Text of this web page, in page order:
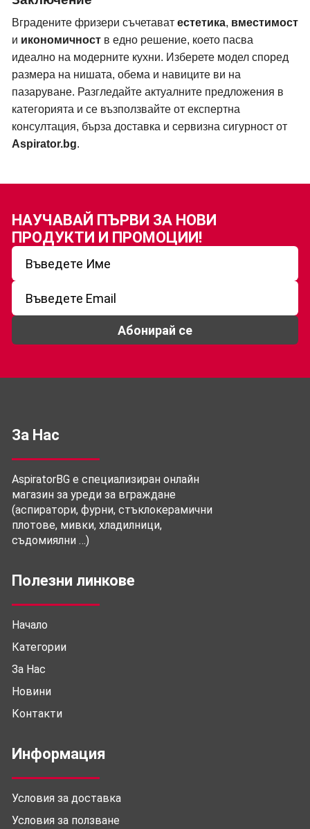
Вградените фризери съчетават естетика, вместимост
и икономичност в едно решение, което пасва
идеално на модерните кухни. Изберете модел според
размера на нишата, обема и навиците ви на
пазаруване. Разгледайте актуалните предложения в
категорията и се възползвайте от експертна
консултация, бърза доставка и сервизна сигурност от
Aspirator.bg.
НАУЧАВАЙ ПЪРВИ ЗА НОВИ
ПРОДУКТИ И ПРОМОЦИИ!
Абонирай се
За Нас
AspiratorBG е специализиран онлайн
магазин за уреди за вграждане
(аспиратори, фурни, стъклокерамични
плотове, мивки, хладилници,
съдомиялни …)
Полезни линкове
Начало
Категории
За Нас
Новини
Контакти
Информация
Условия за доставка
Условия за ползване